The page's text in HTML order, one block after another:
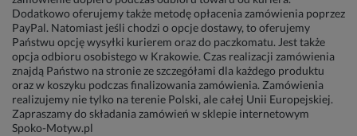
Dodatkowo oferujemy także metodę opłacenia zamówienia poprzez
PayPal. Natomiast jeśli chodzi o opcje dostawy, to oferujemy
Państwu opcję wysyłki kurierem oraz do paczkomatu. Jest także
opcja odbioru osobistego w Krakowie. Czas realizacji zamówienia
znajdą Państwo na stronie ze szczegółami dla każdego produktu
oraz w koszyku podczas finalizowania zamówienia. Zamówienia
realizujemy nie tylko na terenie Polski, ale całej Unii Europejskiej.
Zapraszamy do składania zamówień w sklepie internetowym
Spoko-Motyw.pl